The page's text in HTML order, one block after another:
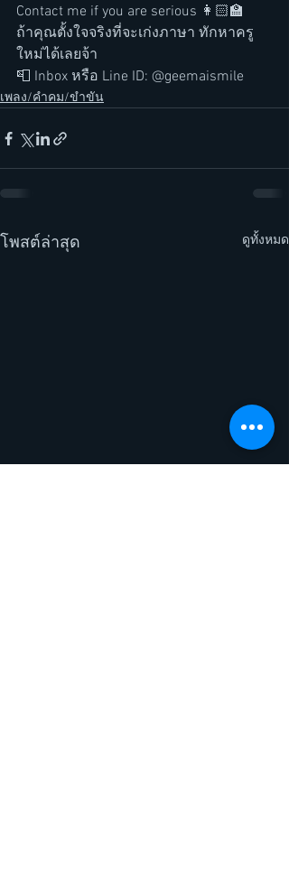
Contact me if you are serious 👩🏻‍🏫
ถ้าคุณตั้งใจจริงที่จะเก่งภาษา ทักหาครู
ใหม่ได้เลยจ้า
📮 Inbox หรือ Line ID: @geemaismile
เพลง/คำคม/ขำขัน
โพสต์ล่าสุด ดูทั้งหมด